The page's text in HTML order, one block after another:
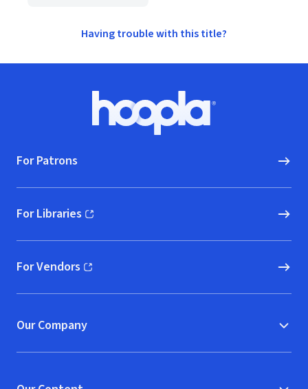
Having trouble with this title?
Hoopla logo, Go to homepage
For Patrons
For Libraries
(opens in new window)
For Vendors
(opens in new window)
Our Company